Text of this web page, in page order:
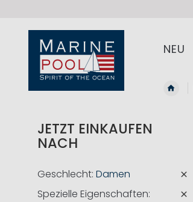
NEU
JETZT EINKAUFEN
NACH
Geschlecht Damen
Spezielle Eigenschaften